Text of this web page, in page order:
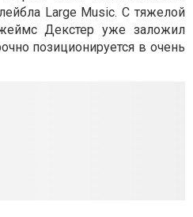
Large Music. С тяжелой
Декстер уже заложил
позиционируется в очень